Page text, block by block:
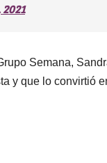
Semana,
y que lo convirtió